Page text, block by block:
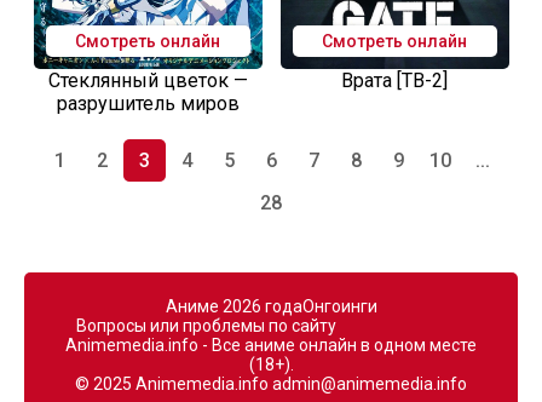
Смотреть онлайн
Стеклянный цветок —
разрушитель миров
Смотреть онлайн
Врата [ТВ-2]
1 2 3 4 5 6 7 8 9 10
...
28
Аниме 2026 годаОнгоинги
Вопросы или проблемы по сайту
Animemedia.info - Все аниме онлайн в одном месте
(18+).
© 2025 Animemedia.info admin@animemedia.info